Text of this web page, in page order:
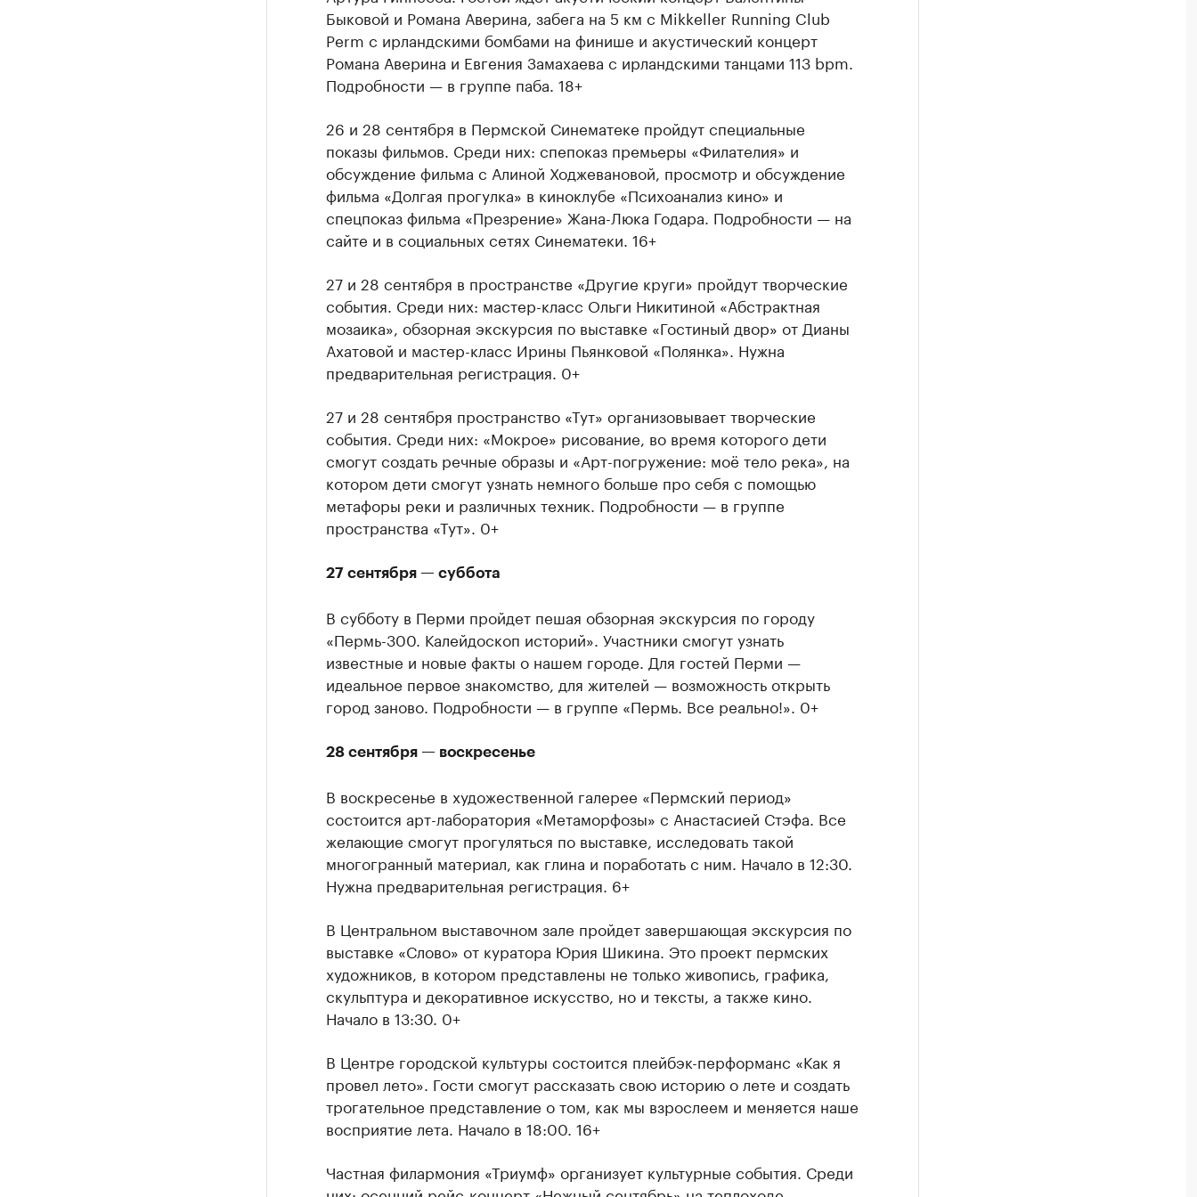
Ознакомьтесь с информацией в каталоге
Быковой и Романа Аверина, забега на 5 км с Mikkeller Running Club
Perm с ирландскими бомбами на финише и акустический концерт
Романа Аверина и Евгения Замахаева с ирландскими танцами 113 bpm.
Подробности — в группе паба. 18+
26 и 28 сентября в Пермской Синематеке пройдут специальные
показы фильмов. Среди них: спепоказ премьеры «Филателия» и
обсуждение фильма с Алиной Ходжевановой, просмотр и обсуждение
фильма «Долгая прогулка» в киноклубе «Психоанализ кино» и
спецпоказ фильма «Презрение» Жана-Люка Годара. Подробности — на
сайте и в социальных сетях Синематеки. 16+
27 и 28 сентября в пространстве «Другие круги» пройдут творческие
события. Среди них: мастер-класс Ольги Никитиной «Абстрактная
мозаика», обзорная экскурсия по выставке «Гостиный двор» от Дианы
Ахатовой и мастер-класс Ирины Пьянковой «Полянка». Нужна
предварительная регистрация. 0+
27 и 28 сентября пространство «Тут» организовывает творческие
события. Среди них: «Мокрое» рисование, во время которого дети
смогут создать речные образы и «Арт-погружение: моё тело река», на
котором дети смогут узнать немного больше про себя с помощью
метафоры реки и различных техник. Подробности — в группе
пространства «Тут». 0+
27 сентября — суббота
В субботу в Перми пройдет пешая обзорная экскурсия по городу
«Пермь-300. Калейдоскоп историй». Участники смогут узнать
известные и новые факты о нашем городе. Для гостей Перми —
идеальное первое знакомство, для жителей — возможность открыть
город заново. Подробности — в группе «Пермь. Все реально!». 0+
28 сентября — воскресенье
В воскресенье в художественной галерее «Пермский период»
состоится арт-лаборатория «Метаморфозы» с Анастасией Стэфа. Все
желающие смогут прогуляться по выставке, исследовать такой
многогранный материал, как глина и поработать с ним. Начало в 12:30.
Нужна предварительная регистрация. 6+
В Центральном выставочном зале пройдет завершающая экскурсия по
выставке «Слово» от куратора Юрия Шикина. Это проект пермских
художников, в котором представлены не только живопись, графика,
скульптура и декоративное искусство, но и тексты, а также кино.
Начало в 13:30. 0+
В Центре городской культуры состоится плейбэк-перформанс «Как я
провел лето». Гости смогут рассказать свою историю о лете и создать
трогательное представление о том, как мы взрослеем и меняется наше
восприятие лета. Начало в 18:00. 16+
Частная филармония «Триумф» организует культурные события. Среди